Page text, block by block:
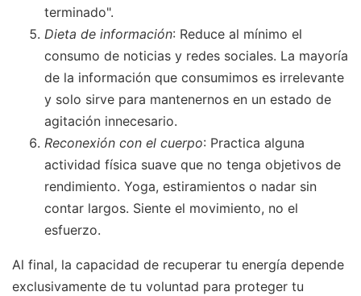
terminado".
Dieta de información: Reduce al mínimo el
consumo de noticias y redes sociales. La mayoría
de la información que consumimos es irrelevante
y solo sirve para mantenernos en un estado de
agitación innecesario.
Reconexión con el cuerpo: Practica alguna
actividad física suave que no tenga objetivos de
rendimiento. Yoga, estiramientos o nadar sin
contar largos. Siente el movimiento, no el
esfuerzo.
Al final, la capacidad de recuperar tu energía depende
exclusivamente de tu voluntad para proteger tu